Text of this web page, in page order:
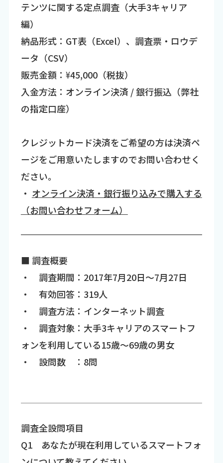
テンツに関する定点調査（大手3キャリア
編）
納品形式：GT表（Excel）、調査票・ロウデ
ータ（CSV）
販売金額：\45,000（税抜）
入金方法：オンライン決済 / 銀行振込（弊社
の指定口座）
クレジットカード決済をご希望の方は決済ペ
ージをご用意いたしますのでお問い合わせく
ださい。
・ オンライン決済・銀行振り込みで購入する
（お問い合わせフォーム）
■ 調査概要
・ 調査期間：2017年7月20日～7月27日
・ 有効回答：319人
・ 調査方法：インターネット調査
・ 調査対象：大手3キャリアのスマートフ
ォンを利用している15歳～69歳の男女
・ 設問数 ：8問
調査全設問項目
Q1 あなたが現在利用しているスマートフォ